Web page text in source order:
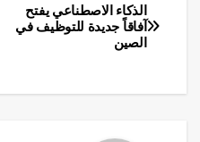
تصفّح
المقالات
الذكاء الاصطناعي يفتح
آفاقاً جديدة للتوظيف في
الصين